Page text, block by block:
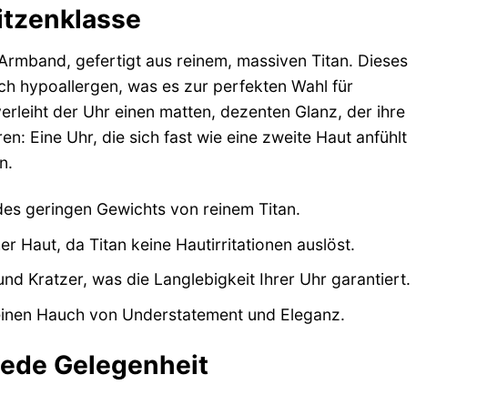
gefertigt aus reinem, massiven Titan. Dieses
hypoallergen, was es zur perfekten Wahl für
der Uhr einen matten, dezenten Glanz, der ihre
Eine Uhr, die sich fast wie eine zweite Haut anfühlt
geringen Gewichts von reinem Titan.
Haut, da Titan keine Hautirritationen auslöst.
Kratzer, was die Langlebigkeit Ihrer Uhr garantiert.
Hauch von Understatement und Eleganz.
Gelegenheit